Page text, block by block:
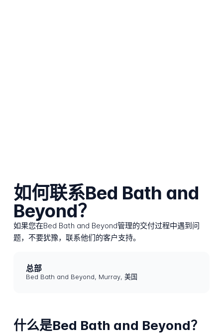
如何联系Bed Bath and
Beyond？
如果您在Bed Bath and Beyond管理的交付过程中遇到问
题，不要犹豫，联系他们的客户支持。
总部
Bed Bath and Beyond, Murray, 美国
什么是Bed Bath and Beyond？